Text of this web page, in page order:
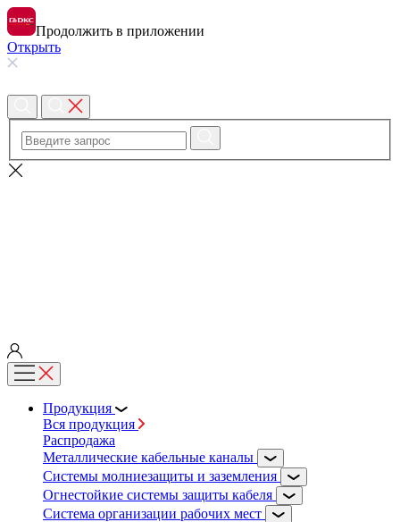
Продолжить в приложении
Открыть
Продукция
Вся продукция
Распродажа
Металлические кабельные каналы
Системы молниезащиты и заземления
Огнестойкие системы защиты кабеля
Система организации рабочих мест